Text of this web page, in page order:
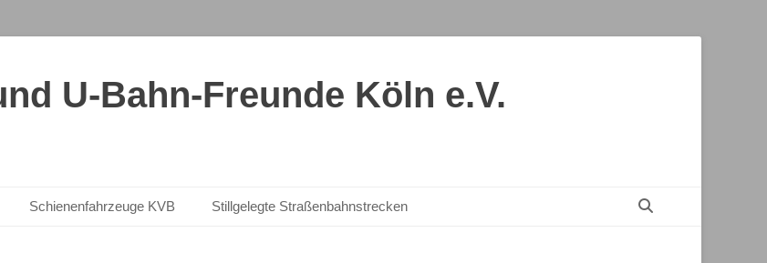
U-Bahn-Freunde Köln e.V.
Schienenfahrzeuge KVB Stillgelegte Straßenbahnstrecken